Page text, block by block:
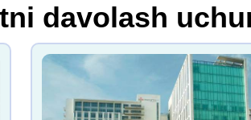
davolash